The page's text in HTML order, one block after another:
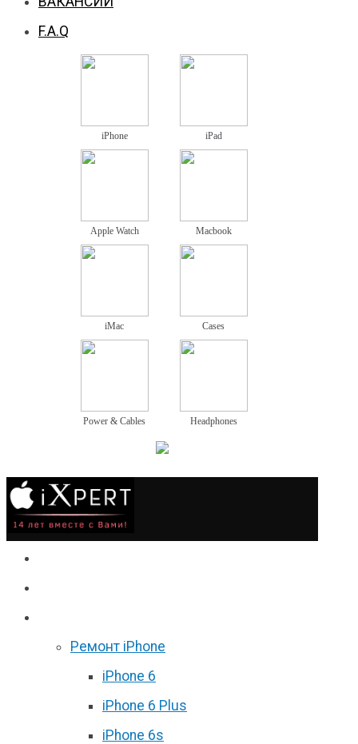
F.A.Q
iPhone iPad
Apple Watch Macbook
iMac Cases
Power & Cables Headphones
Ремонт iPhone
iPhone 6
iPhone 6 Plus
iPhone 6s